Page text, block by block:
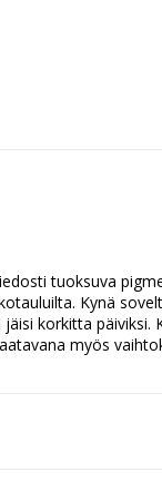
tuoksuva
Kynä
korkitta päiviksi.
myös